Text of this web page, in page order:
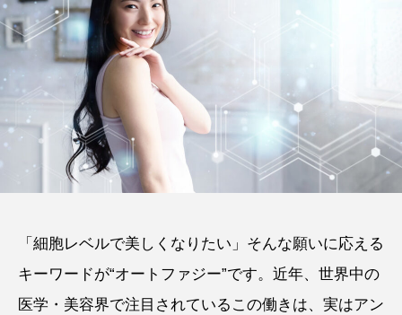
「細胞レベルで美しくなりたい」そんな願いに応える
キーワードが“オートファジー”です。近年、世界中の
医学・美容界で注目されているこの働きは、実はアン